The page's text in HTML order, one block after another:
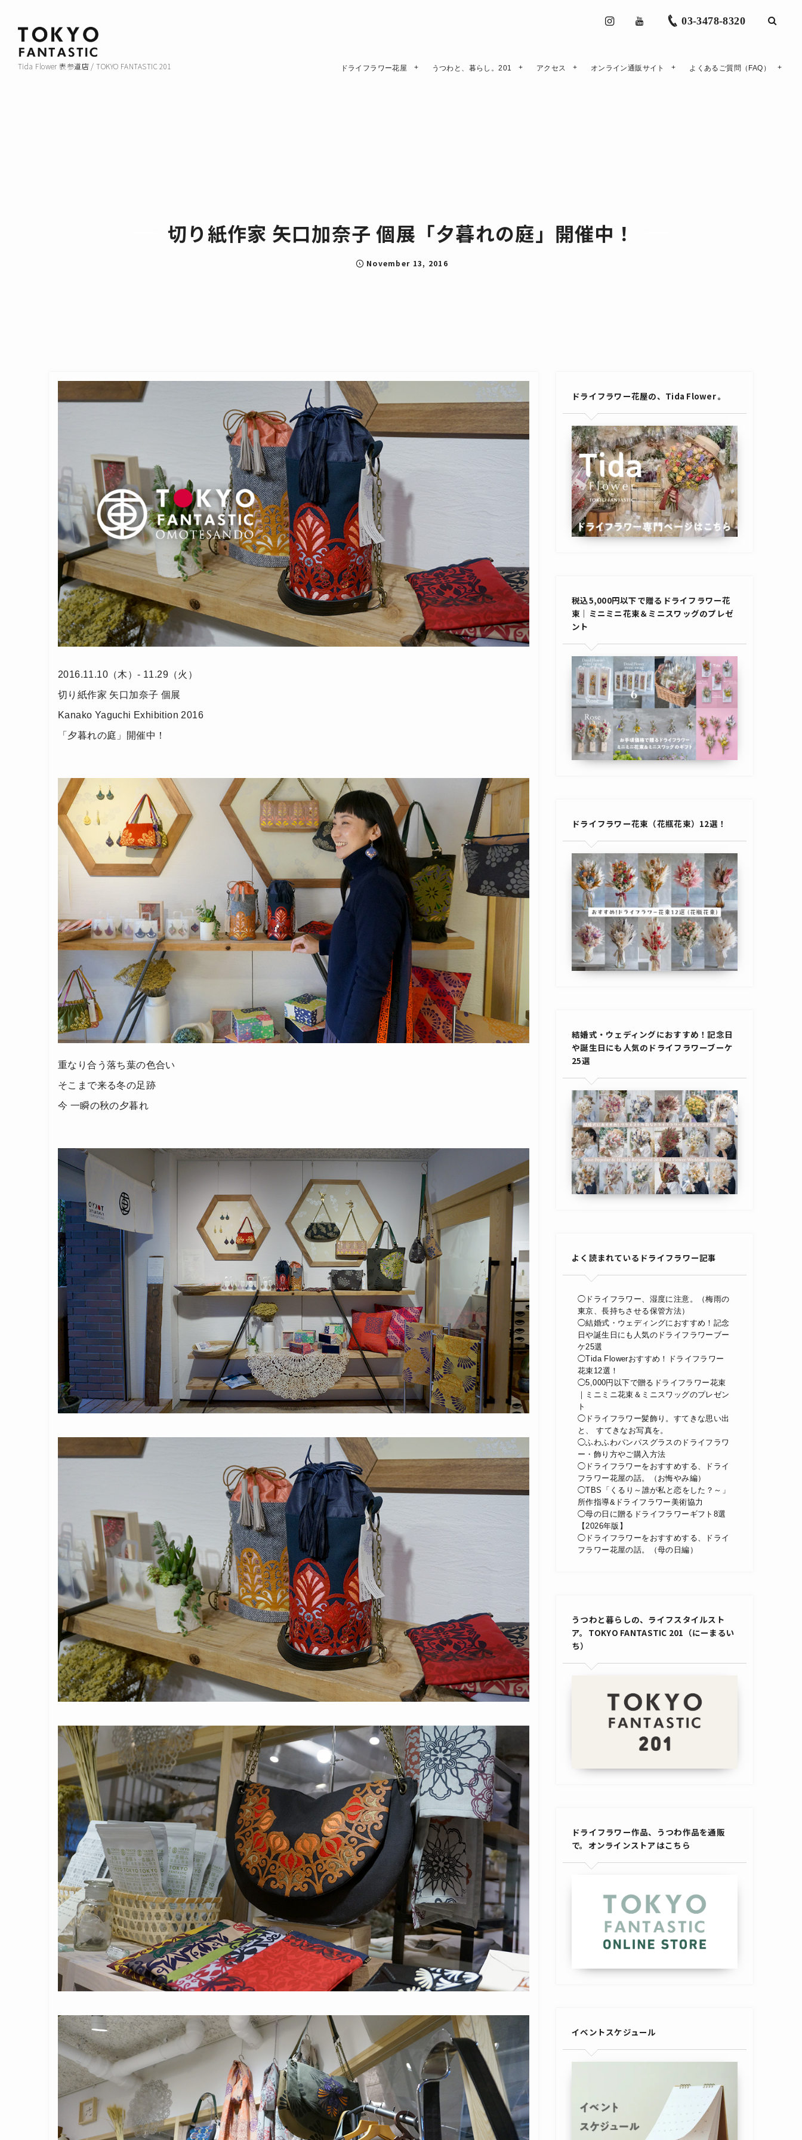
Tida Flower 表参道店 / TOKYO FANTASTIC 201
03-3478-8320
ドライフラワー花屋 うつわと、暮らし。201 アクセス オンライン通販サイト よくあるご質問（FAQ）
切り紙作家 矢口加奈子 個展「夕暮れの庭」開催中！
November 13, 2016
2016.11.10（木）- 11.29（火）
切り紙作家 矢口加奈子 個展
Kanako Yaguchi Exhibition 2016
「夕暮れの庭」開催中！
重なり合う落ち葉の色合い
そこまで来る冬の足跡
今 一瞬の秋の夕暮れ
ドライフラワー花屋の、Tida Flower 。
税込5,000円以下で贈るドライフラワー花
束｜ミニミニ花束＆ミニスワッグのプレゼ
ント
ドライフラワー花束（花瓶花束）12選！
結婚式・ウェディングにおすすめ！記念日
や誕生日にも人気のドライフラワーブーケ
25選
よく読まれているドライフラワー記事
◯ドライフラワー、湿度に注意。（梅雨の
東京、長持ちさせる保管方法）
◯結婚式・ウェディングにおすすめ！記念
日や誕生日にも人気のドライフラワーブー
ケ25選
◯Tida Flowerおすすめ！ドライフラワー
花束12選！
◯5,000円以下で贈るドライフラワー花束
｜ミニミニ花束＆ミニスワッグのプレゼン
ト
◯ドライフラワー髪飾り。すてきな思い出
と、 すてきなお写真を。
◯ふわふわパンパスグラスのドライフラワ
ー・飾り方やご購入方法
◯ドライフラワーをおすすめする、ドライ
フラワー花屋の話。（お悔やみ編）
◯TBS「くるり～誰が私と恋をした？～」
所作指導&ドライフラワー美術協力
◯母の日に贈るドライフラワーギフト8選
【2026年版】
◯ドライフラワーをおすすめする、ドライ
フラワー花屋の話。（母の日編）
うつわと暮らしの、ライフスタイルスト
ア。TOKYO FANTASTIC 201（にーまるい
ち）
ドライフラワー作品、うつわ作品を通販
で。オンラインストアはこちら
イベントスケジュール